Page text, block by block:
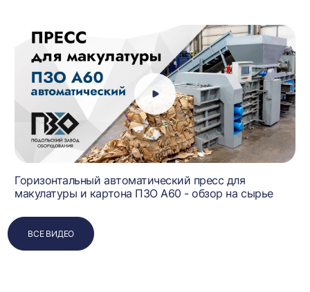
Горизонтальный автоматический пресс для
макулатуры и картона ПЗО А60 - обзор на сырье
ВСЕ ВИДЕО